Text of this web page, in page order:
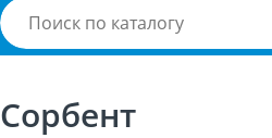
Сорбент